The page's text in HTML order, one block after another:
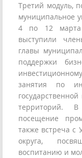
Третий модуль,
муниципальное
4 по 12 марта
выступили
главы
поддержки
занятия по
территорий.
посещение
также встреча с
округа,
воспитанию и